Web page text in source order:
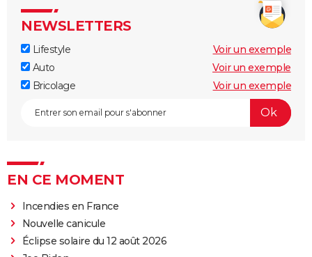
NEWSLETTERS
Lifestyle
Voir un exemple
Auto
Voir un exemple
Bricolage
Voir un exemple
EN CE MOMENT
Incendies en France
Nouvelle canicule
Éclipse solaire du 12 août 2026